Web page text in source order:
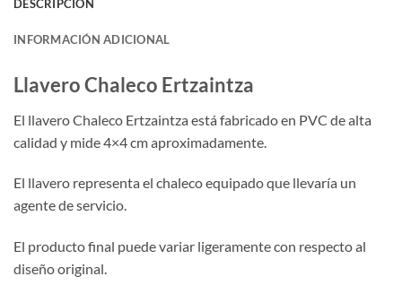
DESCRIPCIÓN
INFORMACIÓN ADICIONAL
Llavero Chaleco Ertzaintza
El llavero Chaleco Ertzaintza está fabricado en PVC de alta
calidad y mide 4×4 cm aproximadamente.
El llavero representa el chaleco equipado que llevaría un
agente de servicio.
El producto final puede variar ligeramente con respecto al
diseño original.